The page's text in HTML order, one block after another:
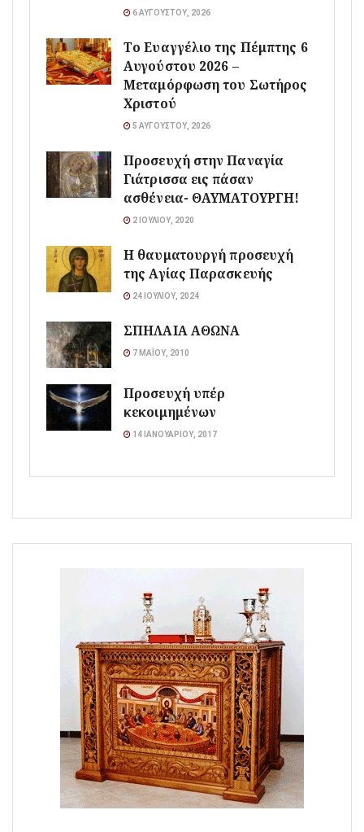
6 ΑΥΓΟΎΣΤΟΥ, 2026
Το Ευαγγέλιο της Πέμπτης 6
Αυγούστου 2026 –
Μεταμόρφωση του Σωτήρος
Χριστού
5 ΑΥΓΟΎΣΤΟΥ, 2026
Προσευχή στην Παναγία
Γιάτρισσα εις πάσαν
ασθένεια- ΘΑΥΜΑΤΟΥΡΓΗ!
2 ΙΟΥΛΊΟΥ, 2020
Η θαυματουργή προσευχή
της Αγίας Παρασκευής
24 ΙΟΥΛΊΟΥ, 2024
ΣΠΗΛΑΙΑ ΑΘΩΝΑ
7 ΜΑΪ́ΟΥ, 2010
Προσευχή υπέρ
κεκοιμημένων
14 ΙΑΝΟΥΑΡΊΟΥ, 2017